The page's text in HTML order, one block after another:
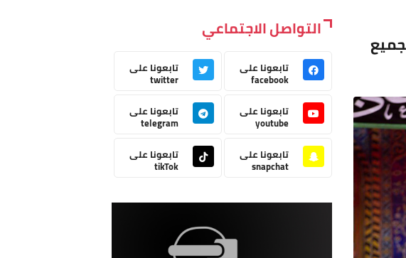
التواصل الاجتماعي
تابعونا على
facebook
تابعونا على
twitter
تابعونا على
youtube
تابعونا على
telegram
تابعونا على
snapchat
تابعونا على
tikTok